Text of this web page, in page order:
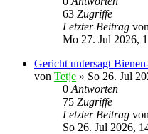
63 Zugriffe
Letzter Beitrag von
Mo 27. Jul 2026,
Gericht untersagt
von Tetje » So 26. Jul
0 Antworten
75 Zugriffe
Letzter Beitrag von
So 26. Jul 2026,